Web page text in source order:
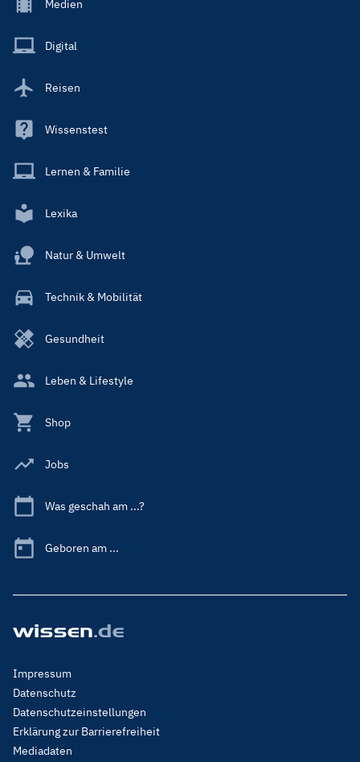
Main
Medien
Digital
Reisen
Wissenstest
Lernen & Familie
Lexika
Natur & Umwelt
Technik & Mobilität
Gesundheit
Leben & Lifestyle
Shop
Jobs
Was geschah am ...?
Geboren am ...
Footer
Menu
Legal
Impressum
Datenschutz
Datenschutzeinstellungen
Erklärung zur Barrierefreiheit
Mediadaten